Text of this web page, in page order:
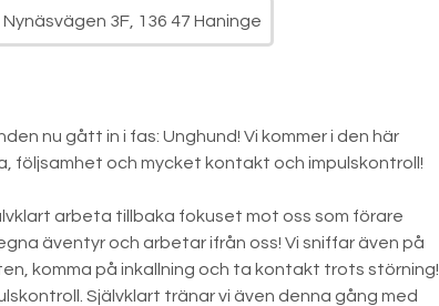
3F, 136 47 Haninge
nu gått in i fas: Unghund! Vi kommer i den här
följsamhet och mycket kontakt och impulskontroll!
arbeta tillbaka fokuset mot oss som förare
äventyr och arbetar ifrån oss! Vi sniffar även på
komma på inkallning och ta kontakt trots störning!
Självklart tränar vi även denna gång med